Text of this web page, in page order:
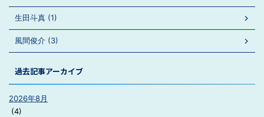
生田斗真 (1)
風間俊介 (3)
過去記事アーカイブ
2026年8月
(4)